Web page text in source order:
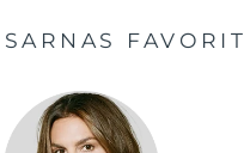
FAVORIT